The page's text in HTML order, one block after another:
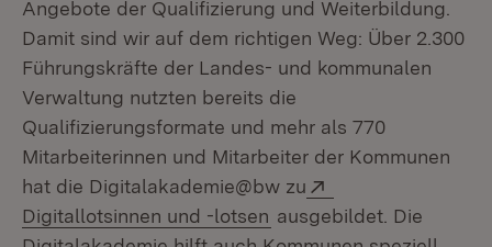
Angebote der Qualifizierung und Weiterbildung.
Damit sind wir auf dem richtigen Weg: Über 2.300
Führungskräfte der Landes- und kommunalen
Verwaltung nutzten bereits die
Qualifizierungsformate und mehr als 770
Mitarbeiterinnen und Mitarbeiter der Kommunen
hat die Digitalakademie@bw zu
Digitallotsinnen und -lotsen (Öffnet in neuem
ausgebildet. Die